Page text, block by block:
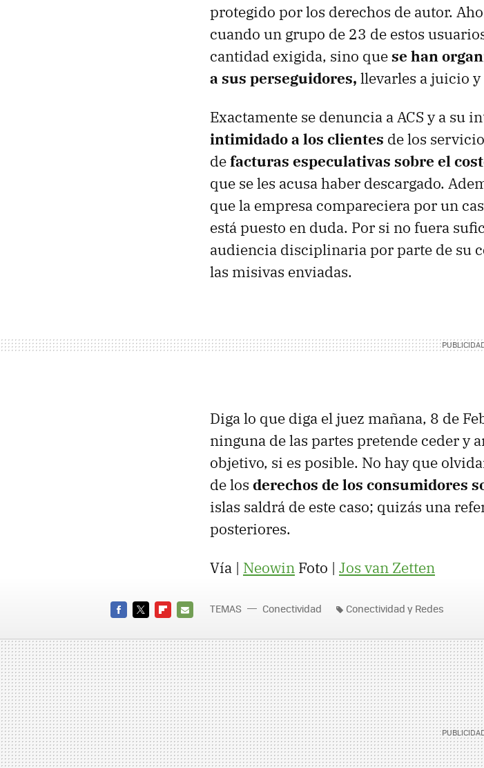
protegido por los derechos de autor.
cuando un grupo de 23 de estos
cantidad exigida, sino quese han
a sus perseguidores, llevarles a juicio y
Exactamente se denuncia a ACS y a su
intimidado a los clientes de los
defacturas especulativas sobre el
que se les acusa haber descargado.
que la empresa compareciera por un
está puesto en duda. Por si no fuera
audiencia disciplinaria por parte de su
las misivas enviadas.
Diga lo que diga el juez mañana, 8 de
ninguna de las partes pretende ceder y
objetivo, si es posible. No hay que
de los derechos de los consumidores
islas saldrá de este caso; quizás una
posteriores.
Vía | Neowin Foto | Jos van Zetten
MAIL
TEMAS Conectividad Conectividad y Redes